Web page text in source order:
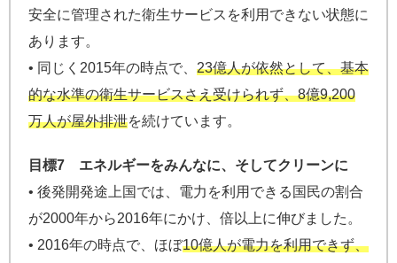
安全に管理された衛生サービスを利用できない状態に
あります。
• 同じく2015年の時点で、 23億人が依然として、基本
的な水準の衛生サービスさえ受けられず、8億9,200
万人が屋外排泄を続けています。
目標7 エネルギーをみんなに、そしてクリーンに
• 後発開発途上国では、電力を利用できる国民の割合
が2000年から2016年にかけ、倍以上に伸びました。
• 2016年の時点で、ほぼ10億人が電力を利用できず、